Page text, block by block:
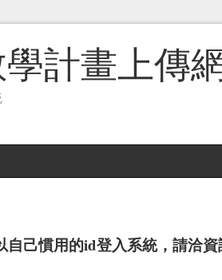
計畫上傳
自己慣用的id登入系統，請洽